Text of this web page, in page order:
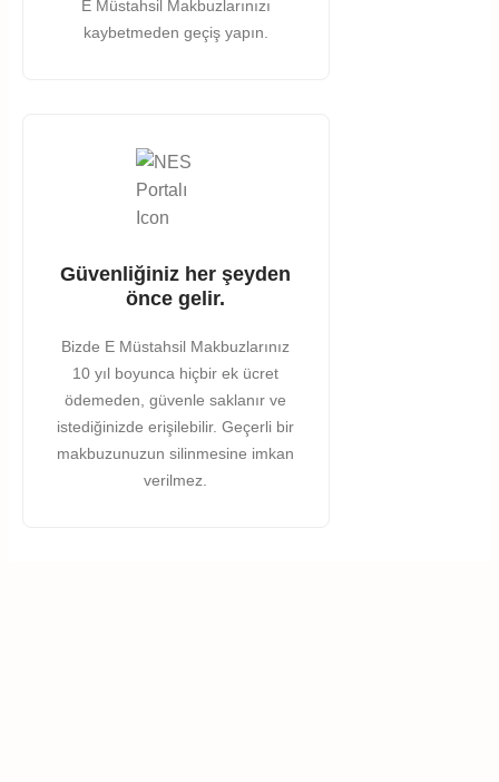
E Müstahsil Makbuzlarınızı
kaybetmeden geçiş yapın.
Güvenliğiniz her şeyden
önce gelir.
Bizde E Müstahsil Makbuzlarınız
10 yıl boyunca hiçbir ek ücret
ödemeden, güvenle saklanır ve
istediğinizde erişilebilir. Geçerli bir
makbuzunuzun silinmesine imkan
verilmez.